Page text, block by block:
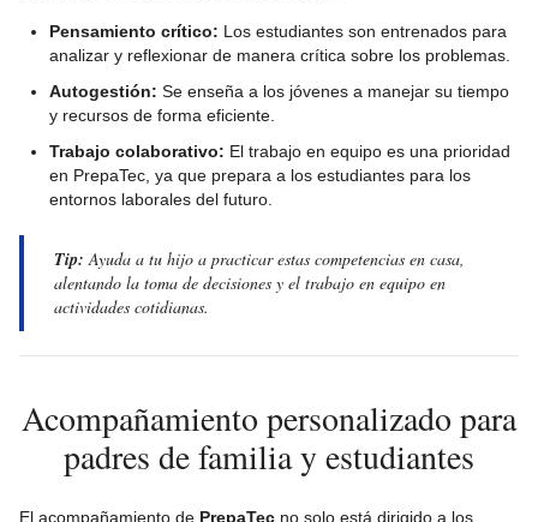
Pensamiento crítico: Los estudiantes son entrenados para
analizar y reflexionar de manera crítica sobre los problemas.
Autogestión: Se enseña a los jóvenes a manejar su tiempo
y recursos de forma eficiente.
Trabajo colaborativo: El trabajo en equipo es una prioridad
en PrepaTec, ya que prepara a los estudiantes para los
entornos laborales del futuro.
Tip: Ayuda a tu hijo a practicar estas competencias en casa,
alentando la toma de decisiones y el trabajo en equipo en
actividades cotidianas.
Acompañamiento personalizado para
padres de familia y estudiantes
El acompañamiento de PrepaTec no solo está dirigido a los